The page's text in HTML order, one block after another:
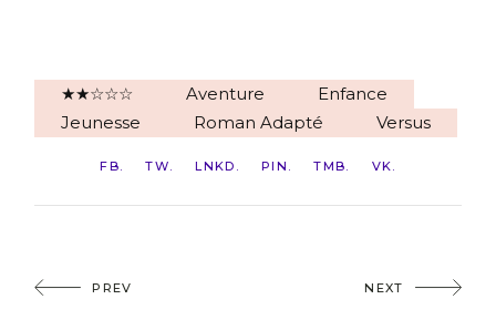
★★☆☆☆ Aventure
Enfance
Jeunesse
Roman Adapté Versus
FB TW LNKD PIN TMB VK
PREV NEXT